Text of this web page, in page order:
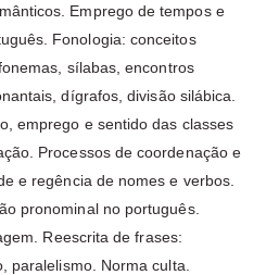
Emprego de tempos e
Fonologia: conceitos
sílabas, encontros
dígrafos, divisão silábica.
emprego e sentido das classes
Processos de coordenação e
e regência de nomes e verbos.
pronominal no português.
Reescrita de frases:
paralelismo. Norma culta.